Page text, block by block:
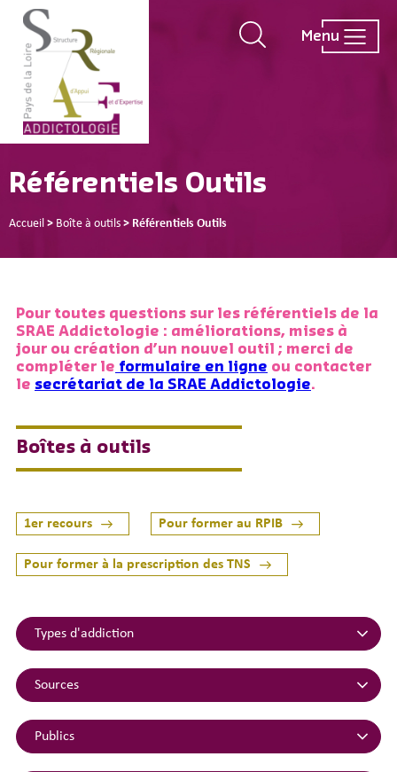
Menu
Référentiels Outils
Accueil > Boîte à outils > Référentiels Outils
Pour toutes questions sur les référentiels de la
SRAE Addictologie : améliorations, mises à
jour ou création d’un nouvel outil ; merci de
compléter le formulaire en ligne ou contacter
le secrétariat de la SRAE Addictologie.
Boîtes à outils
1er recours Pour former au RPIB
Pour former à la prescription des TNS
Types
d'addiction